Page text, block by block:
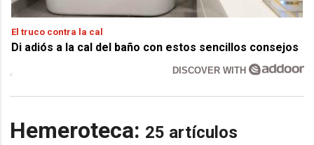
El truco contra la cal
Di adiós a la cal del baño con estos sencillos consejos
DISCOVER WITH
Hemeroteca: 25 artículos